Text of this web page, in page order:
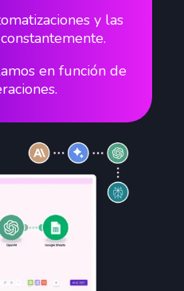
y las
en función de